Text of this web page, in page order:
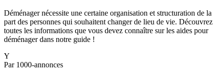
Déménager nécessite une certaine organisation et structuration de la
part des personnes qui souhaitent changer de lieu de vie. Découvrez
toutes les informations que vous devez connaître sur les aides pour
déménager dans notre guide !
Y
Par 1000-annonces